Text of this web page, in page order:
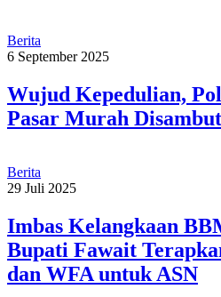
Berita
6 September 2025
Wujud Kepedulian,
Pasar Murah
Berita
29 Juli 2025
Imbas Kelangkaan
Bupati Fawait
dan WFA untuk ASN